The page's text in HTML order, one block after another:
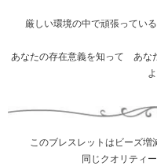
厳しい環境の中で頑張ってい
あなたの存在意義を知って あな
このブレスレットはビーズ増
同じクオリティ